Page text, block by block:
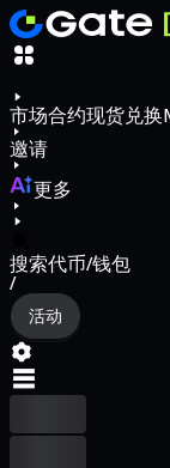
市场合约现货兑换
邀请
更多
搜索代币/钱包
/
活动